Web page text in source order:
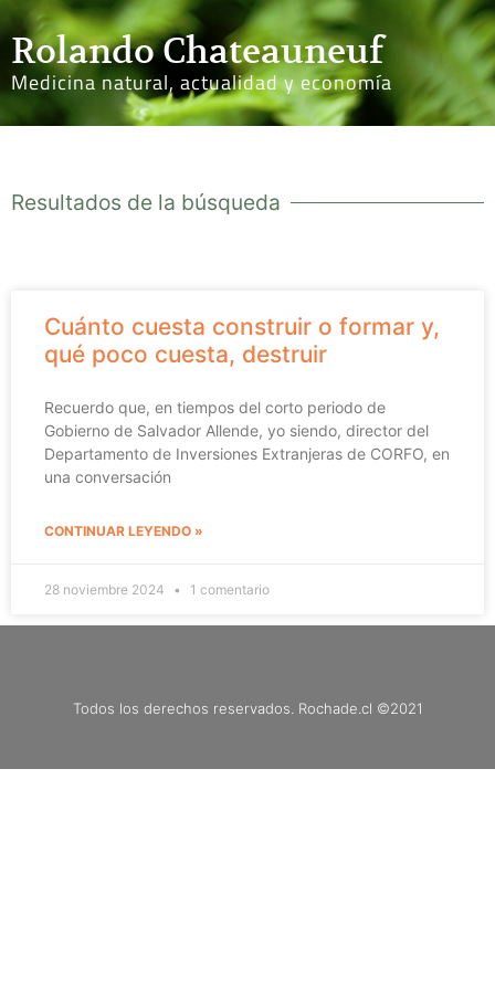
Rolando Chateauneuf
Medicina natural, actualidad y economía
Resultados de la búsqueda
Cuánto cuesta construir o formar y,
qué poco cuesta, destruir
Recuerdo que, en tiempos del corto periodo de
Gobierno de Salvador Allende, yo siendo, director del
Departamento de Inversiones Extranjeras de CORFO, en
una conversación
CONTINUAR LEYENDO »
28 noviembre 2024 1 comentario
Todos los derechos reservados. Rochade.cl ©2021